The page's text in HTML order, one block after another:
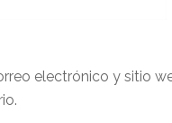
electrónico y sitio